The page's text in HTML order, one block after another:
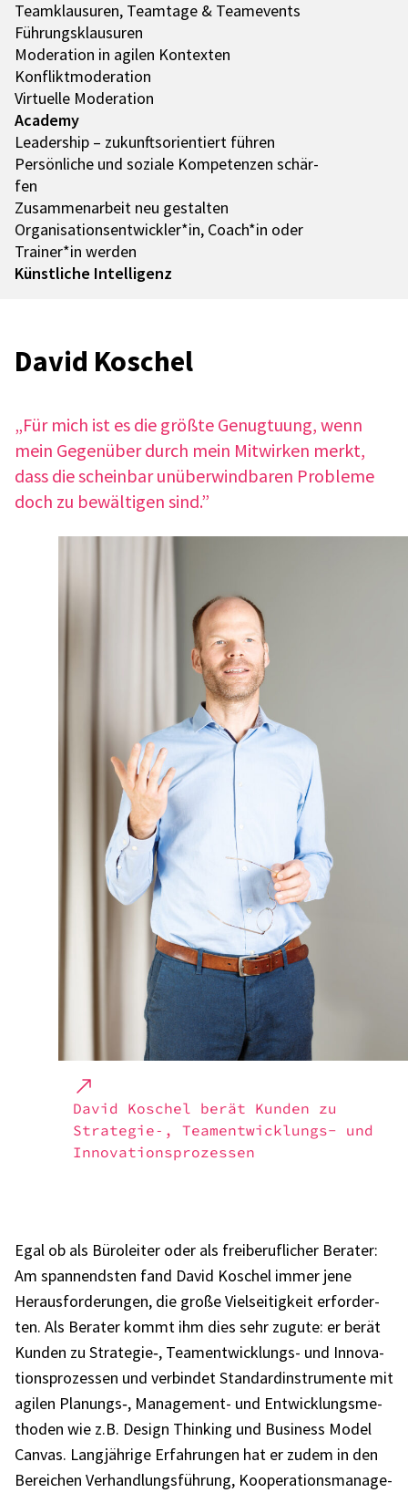
Team­klau­su­ren, Team­tage & Team­e­vents
Führungs­klau­su­ren
Mode­ra­tion in agilen Kontex­ten
Konflikt­mo­de­ra­tion
Virtu­elle Mode­ra­tion
Academy
Leader­ship – zukunfts­ori­en­tiert führen
Persön­li­che und soziale Kompe­ten­zen schär­
fen
Zusam­men­ar­beit neu gestal­ten
Organisationsentwickler*in, Coach*in oder
Trainer*in werden
Künst­li­che Intel­li­genz
David Koschel
„Für mich ist es die größte Genug­tu­ung, wenn
mein Gegen­über durch mein Mitwir­ken merkt,
dass die schein­bar unüber­wind­ba­ren Probleme
doch zu bewäl­ti­gen sind.”
David Koschel berät Kunden zu
Strategie‑, Team­ent­wick­lungs- und
Inno­va­ti­ons­pro­zes­sen
Egal ob als Büro­lei­ter oder als frei­be­ruf­li­cher Bera­ter:
Am span­nends­ten fand David Koschel immer jene
Heraus­for­de­run­gen, die große Viel­sei­tig­keit erfor­der­
ten. Als Bera­ter kommt ihm dies sehr zugute: er berät
Kunden zu Strategie‑, Team­ent­wick­lungs- und Inno­va­
ti­ons­pro­zes­sen und verbin­det Stan­dard­in­stru­mente mit
agilen Planungs‑, Manage­ment- und Entwick­lungs­me­
tho­den wie z.B. Design Thin­king und Busi­ness Model
Canvas. Lang­jäh­rige Erfah­run­gen hat er zudem in den
Berei­chen Verhand­lungs­füh­rung, Koope­ra­ti­ons­ma­nage­